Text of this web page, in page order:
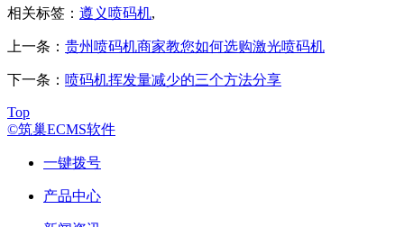
相关标签： 遵义喷码机,
上一条： 贵州喷码机商家教您如何选购激光喷码机
下一条： 喷码机挥发量减少的三个方法分享
Top
©筑巢ECMS软件
一键拨号
产品中心